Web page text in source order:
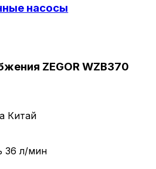
насосы
ZEGOR WZB370
Китай
36 л/мин